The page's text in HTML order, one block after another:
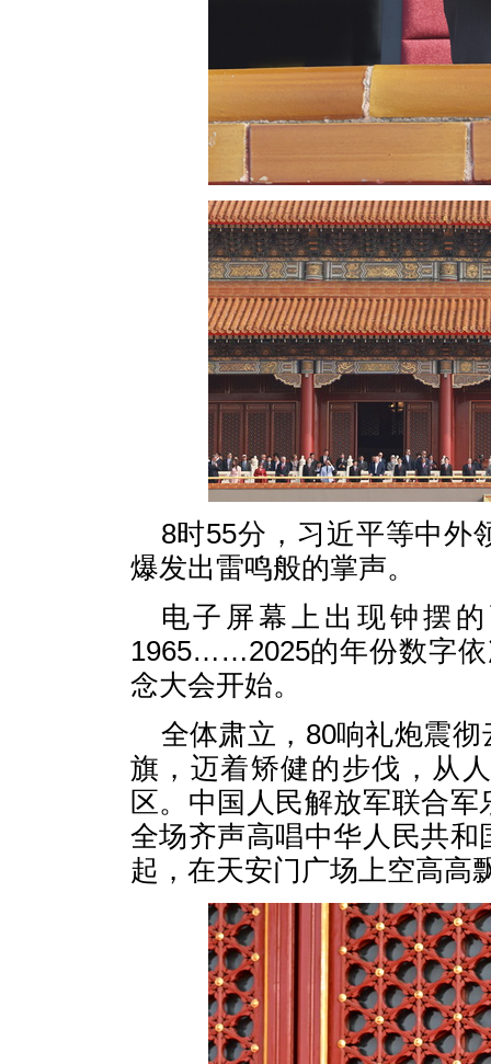
8时55分，习近平等中外
爆发出雷鸣般的掌声。
电子屏幕上出现钟摆
1965……2025的年份数字
念大会开始。
全体肃立，80响礼炮震
旗，迈着矫健的步伐，从
区。中国人民解放军联合
全场齐声高唱中华人民共
起，在天安门广场上空高高